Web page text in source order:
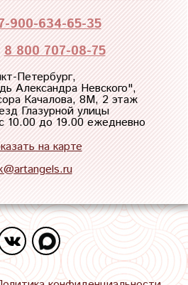
900-634-65-35
8 800 707-08-75
Петербург,
Александра Невского",
Качалова, 8М, 2 этаж
Глазурной улицы
10.00 до 19.00 ежедневно
на карте